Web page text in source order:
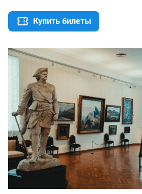
Купить билеты